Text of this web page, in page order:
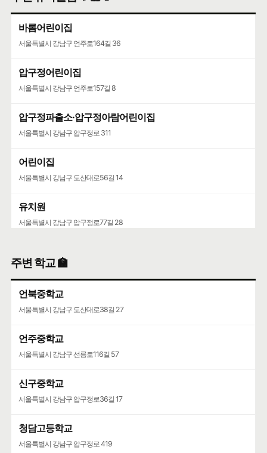
바롬어린이집
서울특별시 강남구 언주로164길 36
압구정어린이집
서울특별시 강남구 언주로157길 8
압구정파출소·압구정아람어린이집
서울특별시 강남구 압구정로 311
어린이집
서울특별시 강남구 도산대로56길 14
유치원
서울특별시 강남구 압구정로77길 28
주변 학교 🏫
언북중학교
서울특별시 강남구 도산대로38길 27
언주중학교
서울특별시 강남구 선릉로116길 57
신구중학교
서울특별시 강남구 압구정로36길 17
청담고등학교
서울특별시 강남구 압구정로 419